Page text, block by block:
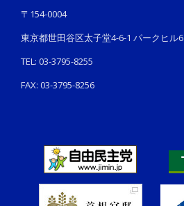
〒154-0004
東京都世田谷区太子堂4-6-1 パークヒル6
TEL: 03-3795-8255
FAX: 03-3795-8256